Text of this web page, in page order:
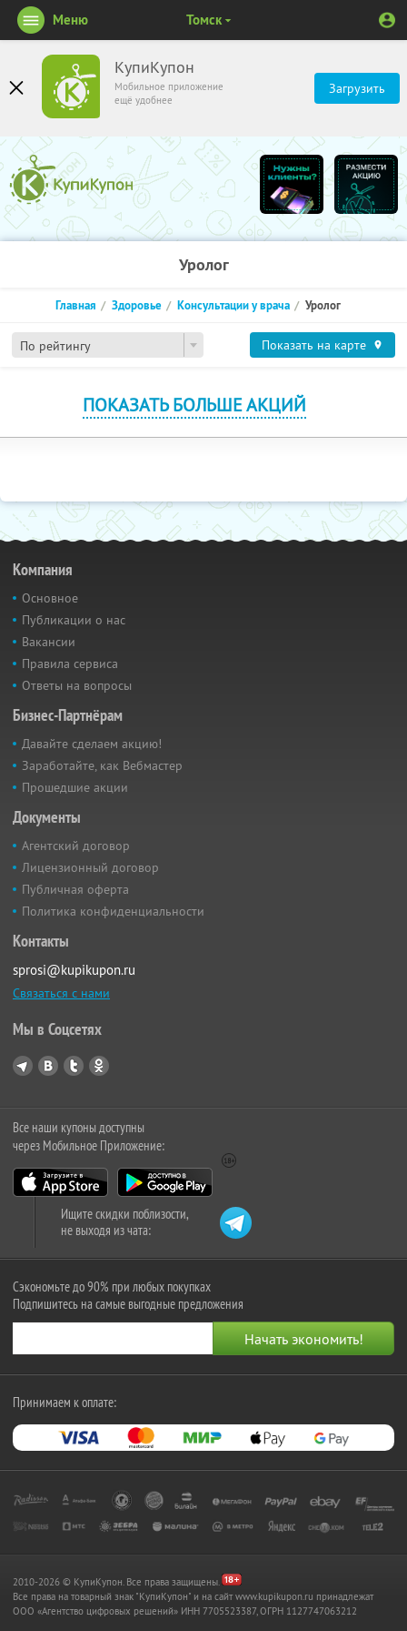
КупиКупон
Мобильное приложение
ещё удобнее
Загрузить
Меню Томск
Уролог
По рейтингу
Главная Здоровье Консультации у врача Уролог
Показать на карте
ПОКАЗАТЬ БОЛЬШЕ АКЦИЙ
Компания
Основное
Публикации о нас
Вакансии
Правила сервиса
Ответы на вопросы
Бизнес-Партнёрам
Давайте сделаем акцию!
Заработайте, как Вебмастер
Прошедшие акции
Документы
Агентский договор
Лицензионный договор
Публичная оферта
Политика конфиденциальности
Контакты
sprosi@kupikupon.ru
Связаться с нами
Мы в Соцсетях
Все наши купоны доступны
через Мобильное Приложение:
Ищите скидки поблизости,
не выходя из чата:
Сэкономьте до 90% при любых покупках
Подпишитесь на самые выгодные предложения
Принимаем к оплате:
2010-2026 © КупиКупон. Все права защищены.
Все права на товарный знак "КупиКупон" и на сайт www.kupikupon.ru принадлежат
OOO «Агентство цифровых решений» ИНН 7705523387, ОГРН 1127747063212